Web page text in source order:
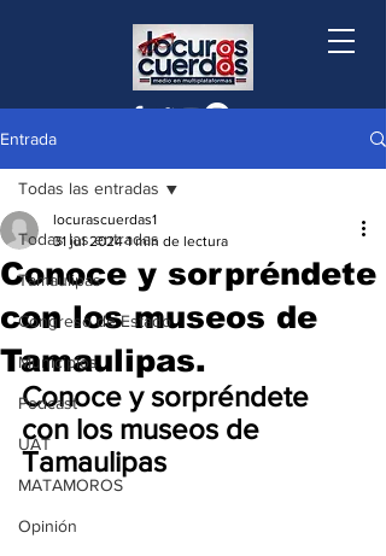
Entrada
Todas las entradas
Tamaulipas
Congreso de Estado
Municipios
Podcast
UAT
MATAMOROS
Opinión
Todas las entradas
Conoce y sorpréndete
con los museos de
Tamaulipas.
locurascuerdas1
31 jul 2024 1 min de lectura
Conoce y sorpréndete
con los museos de
Tamaulipas